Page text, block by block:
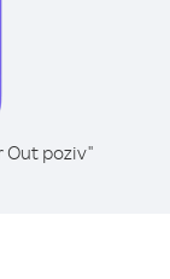
Out poziv"